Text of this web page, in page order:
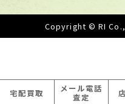
Copyright © RI
宅配買取 メール電話
査定